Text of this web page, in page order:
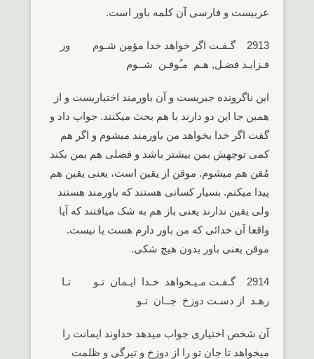
عربیست و فارسی آن کلمه باور است.
2913 گـفـت اگر خواهد خدا مؤمِن شـوم ور
فـزایـد فضـل, هـم مـُوقـن شــوم
این ناگرونده جبریست و آن باورمند اختیاریست و از
همین جا این دو دارند با هم بحث میکنند. جواب داد و
گفت اگر خدا بخواهد من باورمند میشوم و اگر هم
کمی توجهش بمن بیشتر باشد و فضلی هم بمن بکند
مُقن هم میشوم. موقن از یقین است، یعنی یقین هم
پیدا میکنم. بسیار کسانی هستند که باورمند هستند
ولی یقین ندارند یعنی باز هم به شک میافتند که آیا
واقعا آن خدائی که من باور دارم هست یا نیست.
موقن یعنی باور بدون هیچ شکی.
2914 گـفـت مـیـخواهد خـدا ایـمان تـو تـا
رهـد از دسـت دوزخ جــان تـو
آن شخص اختیاری جواب میدهد خداوند ایمانت را
میخواهد تا جان تو را از دوزخ و تیرگی و ظلمت